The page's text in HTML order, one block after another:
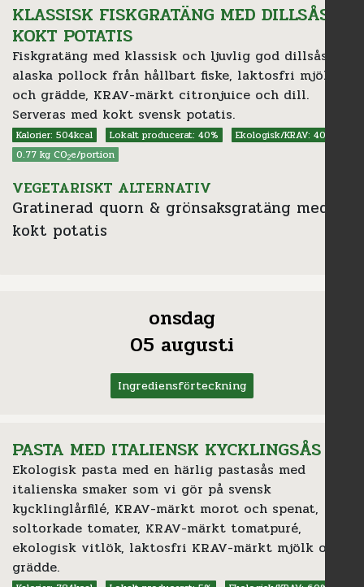
KLASSISK FISKGRATÄNG MED DILLSÅS &
KOKT POTATIS
Fiskgratäng med klassisk och ljuvlig god dillsås på
alaska pollock från hållbart fiske, laktosfri mjölk
och grädde, KRAV-märkt citronjuice och dill.
Serveras med kokt svensk potatis.
Kalorier: 504kcal Lokalt producerat: 40%
Ekologisk/KRAV: 40%
0.77 kg CO2e/portion
VEGETARISKT ALTERNATIV
Gratinerad quorn & grönsaksgratäng med
kokt potatis
onsdag
05 augusti
Ingrediensförteckning
PASTA MED ITALIENSK KYCKLINGSÅS
Ekologisk pasta med en härlig pastasås med
italienska smaker som vi gör på svensk
kycklinglårfilé, KRAV-märkt morot och spenat,
soltorkade tomater, KRAV-märkt tomatpuré,
ekologisk vitlök, laktosfri KRAV-märkt mjölk och
grädde.